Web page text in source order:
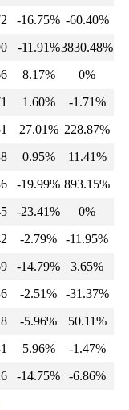
-16.75% -60.40%
-11.91%3830.48%
8.17%
0%
1.60%
-1.71%
27.01% 228.87%
0.95%
11.41%
-19.99% 893.15%
-23.41%
0%
-2.79%
-11.95%
-14.79%
3.65%
-2.51%
-31.37%
-5.96%
50.11%
5.96%
-1.47%
-14.75% -6.86%